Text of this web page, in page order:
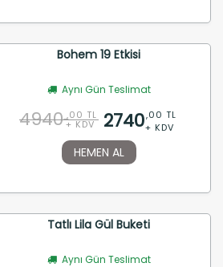
Bohem 19 Etkisi
Aynı Gün Teslimat
4940 ,00 TL
+ KDV 2740,00 TL
+ KDV
HEMEN AL
Tatlı Lila Gül Buketi
Aynı Gün Teslimat